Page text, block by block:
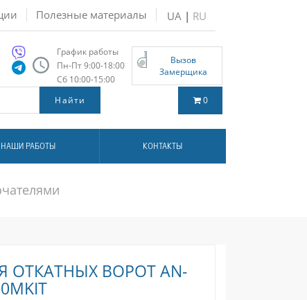
Полезные материалы UA | RU
График работы
Пн-Пт 9:00-18:00
Сб 10:00-15:00
Вызов
Замерщика
0
НАШИ РАБОТЫ КОНТАКТЫ
ОТКАТНЫХ ВОРОТ AN-